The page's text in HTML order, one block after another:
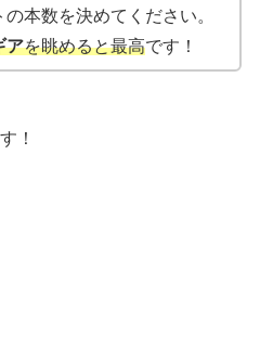
本数を決めてください。
アを眺めると最高です！
！